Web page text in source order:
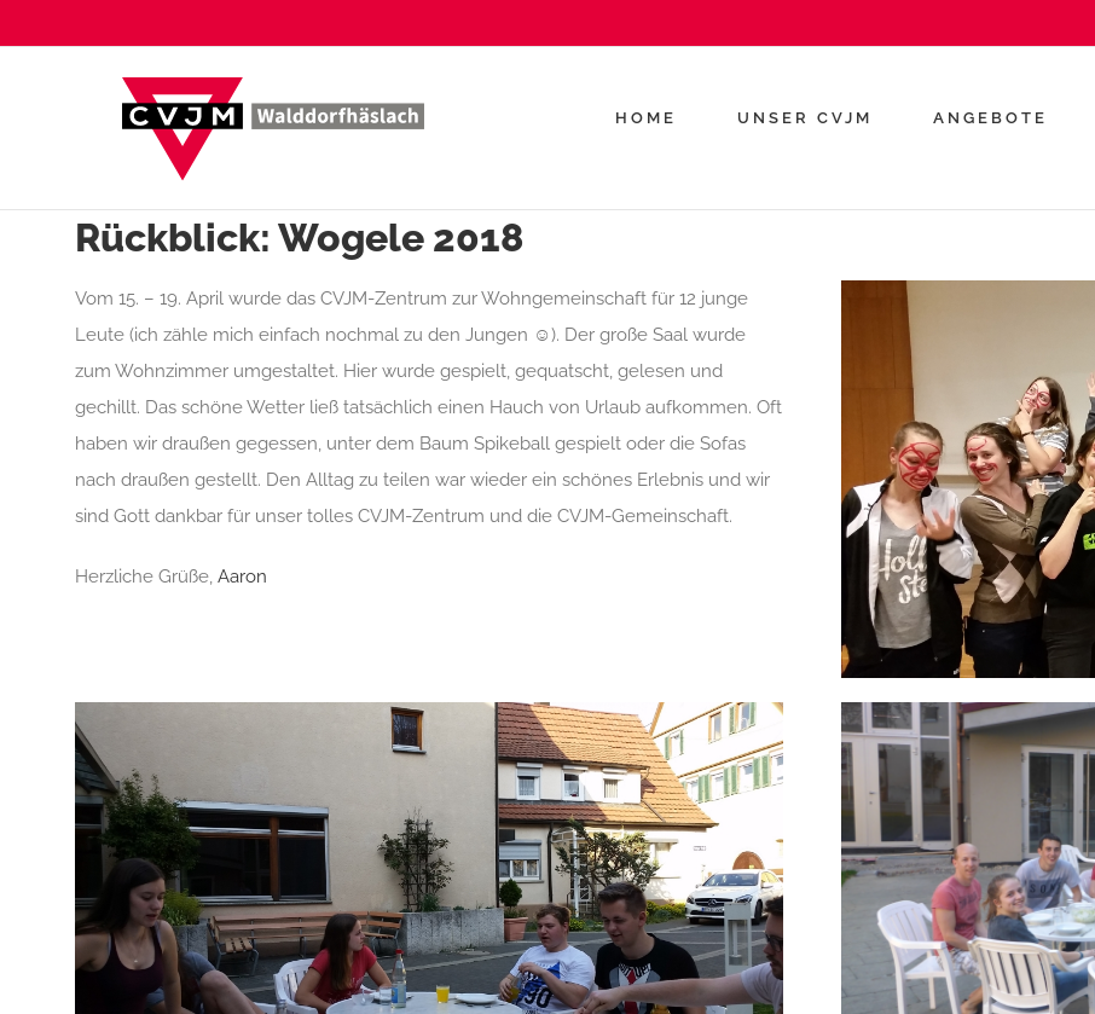
Inhalt
HOME UNSER CVJM ANGEBOTE
Rückblick: Wogele 2018
Vom 15. – 19. April wurde das CVJM-Zentrum zur Wohngemeinschaft für 12 junge
Leute (ich zähle mich einfach nochmal zu den Jungen ☺). Der große Saal wurde
zum Wohnzimmer umgestaltet. Hier wurde gespielt, gequatscht, gelesen und
gechillt. Das schöne Wetter ließ tatsächlich einen Hauch von Urlaub aufkommen. Oft
haben wir draußen gegessen, unter dem Baum Spikeball gespielt oder die Sofas
nach draußen gestellt. Den Alltag zu teilen war wieder ein schönes Erlebnis und wir
sind Gott dankbar für unser tolles CVJM-Zentrum und die CVJM-Gemeinschaft.
Herzliche Grüße, Aaron